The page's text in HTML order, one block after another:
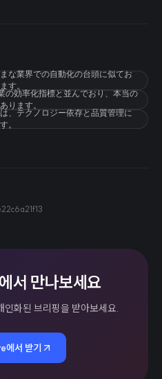
な業界での自動化の台頭に似てお
す。
の効率化指標と並んでおり、本当の
ります。
、テクノロジー依存と品質管理に
。
서 만나보세요
화된 브리핑을 받아보세요.
에서 받기